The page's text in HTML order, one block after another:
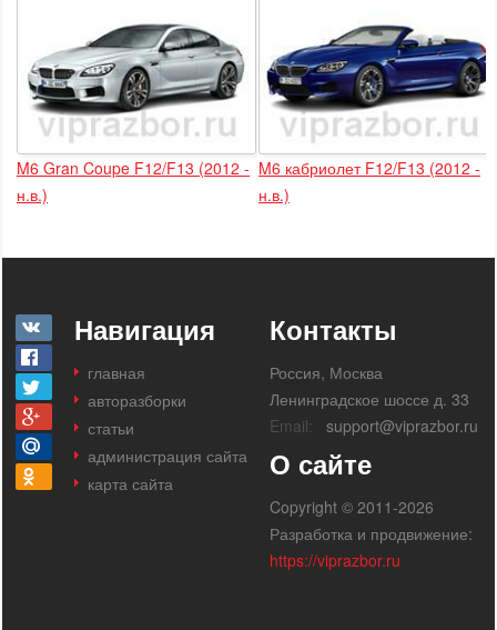
M6 Gran Coupe F12/F13 (2012 -
н.в.)
M6 кабриолет F12/F13 (2012 -
н.в.)
Навигация
главная
авторазборки
статьи
администрация сайта
карта сайта
Контакты
Россия, Москва
Ленинградское шоссе д. 33
Email:
support@viprazbor.ru
О сайте
Copyright © 2011-2026
Разработка и продвижение:
https://viprazbor.ru